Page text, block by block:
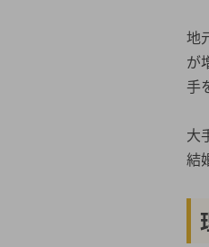
地
が
手
大
結